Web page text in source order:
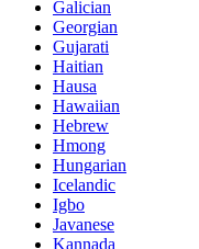
Galician
Georgian
Gujarati
Haitian
Hausa
Hawaiian
Hebrew
Hmong
Hungarian
Icelandic
Igbo
Javanese
Kannada